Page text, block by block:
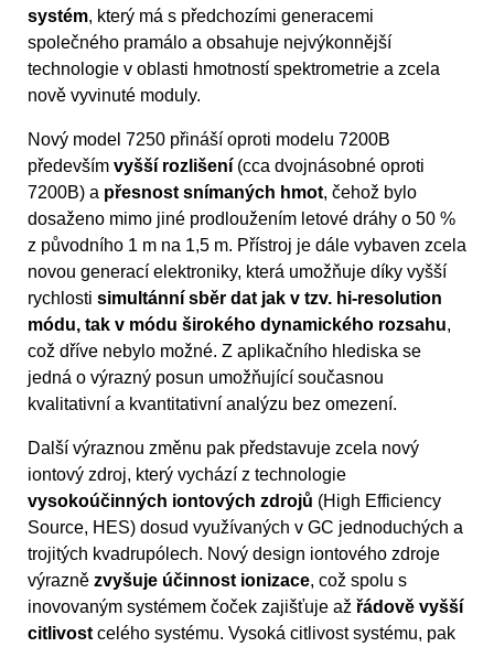
systém, který má s předchozími generacemi
společného pramálo a obsahuje nejvýkonnější
technologie v oblasti hmotností spektrometrie a zcela
nově vyvinuté moduly.
Nový model 7250 přináší oproti modelu 7200B
především vyšší rozlišení (cca dvojnásobné oproti
7200B) a přesnost snímaných hmot, čehož bylo
dosaženo mimo jiné prodloužením letové dráhy o 50 %
z původního 1 m na 1,5 m. Přístroj je dále vybaven zcela
novou generací elektroniky, která umožňuje díky vyšší
rychlosti simultánní sběr dat jak v tzv. hi-resolution
módu, tak v módu širokého dynamického rozsahu,
což dříve nebylo možné. Z aplikačního hlediska se
jedná o výrazný posun umožňující současnou
kvalitativní a kvantitativní analýzu bez omezení.
Další výraznou změnu pak představuje zcela nový
iontový zdroj, který vychází z technologie
vysokoúčinných iontových zdrojů (High Efficiency
Source, HES) dosud využívaných v GC jednoduchých a
trojitých kvadrupólech. Nový design iontového zdroje
výrazně zvyšuje účinnost ionizace, což spolu s
inovovaným systémem čoček zajišťuje až řádově vyšší
citlivost celého systému. Vysoká citlivost systému, pak